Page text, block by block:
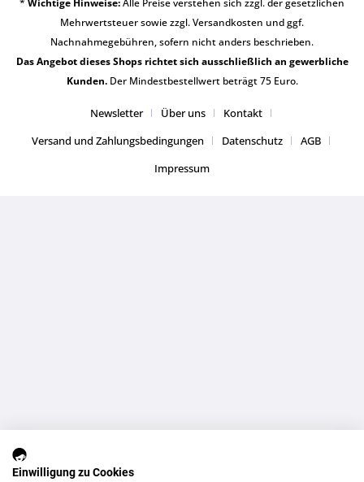
* Wichtige Hinweise:Alle Preise verstehen sich zzgl. der gesetzlichen
Mehrwertsteuer sowie zzgl.Versandkosten und ggf.
Nachnahmegebühren, sofern nicht anders beschrieben.
Das Angebot dieses Shops richtet sich ausschließlich an gewerbliche
Kunden.Der Mindestbestellwert beträgt 75 Euro.
Newsletter Über uns
Kontakt
Versand und Zahlungsbedingungen
Datenschutz
AGB
Impressum
Einwilligung zu Cookies